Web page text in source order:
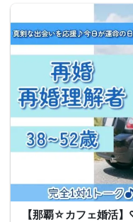
【那覇☆カフェ婚活